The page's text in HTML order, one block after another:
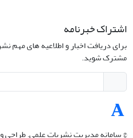
اشتراک خبرنامه
برای دریافت اخبار و اطلاعیه های مهم
مشترک شوید.
© سامانه مدیریت نشریات علمی.طراحی